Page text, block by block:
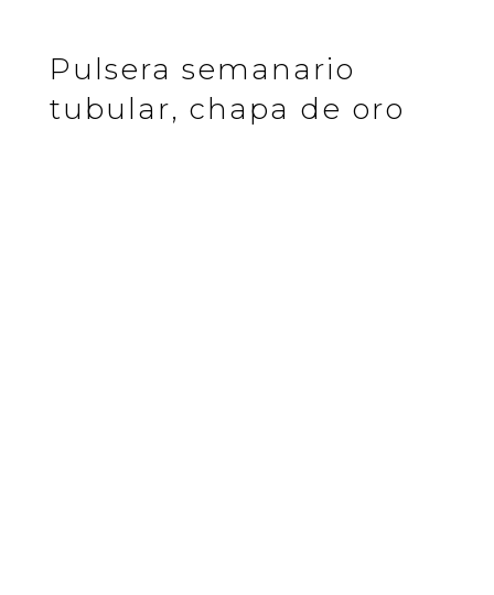
Pulsera semanario
tubular, chapa de oro